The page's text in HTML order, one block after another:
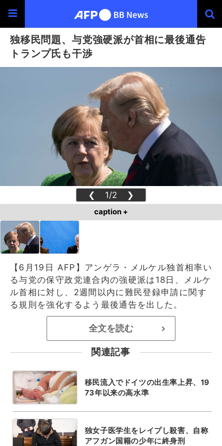
独移民問題、与党強硬派が首相に最後通告
トランプ氏も干渉
❮ 1/2 ❯
caption +
【6月19日 AFP】アンゲラ・メルケル独首相率い
る与党の保守政党連合内の強硬派は18日、メルケ
ル首相に対し、2週間以内に難民登録申請に関す
る規則を強化するよう最後通告を出した。
全文を読む >
関連記事
移民流入でドイツの出生率上昇、19
73年以来の高水準
独女子医学生をレイプし殺害、自称
アフガン国籍の少年に終身刑